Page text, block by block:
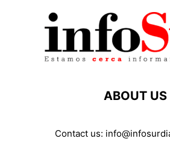
ABOUT US
Contact us: